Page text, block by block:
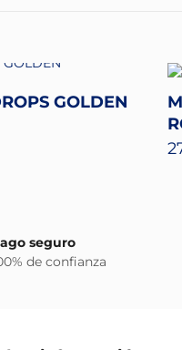
GOLDEN
seguro
de confianza